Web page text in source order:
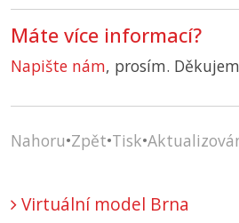
Máte více informací?
Napište nám, prosím.
Nahoru•Zpět•Tisk•
Virtuální model Brna